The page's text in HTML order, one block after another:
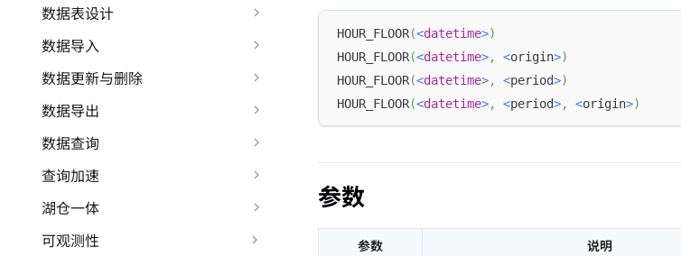
数据表设计
数据导入
数据更新与删除
数据导出
数据查询
查询加速
湖仓一体
可观测性
HOUR_FLOOR(<datetime>)
HOUR_FLOOR(<datetime>, <origin>)
HOUR_FLOOR(<datetime>, <period>)
HOUR_FLOOR(<datetime>, <period>, <origin>)
参数
参数 说明